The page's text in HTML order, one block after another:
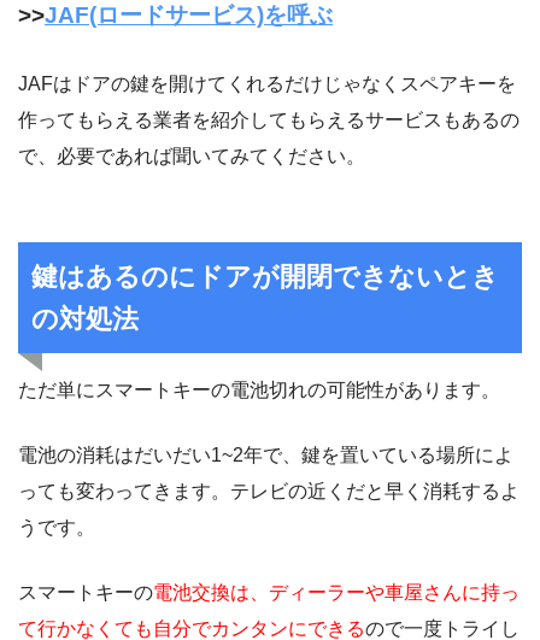
>>JAF(ロードサービス)を呼ぶ
JAFはドアの鍵を開けてくれるだけじゃなくスペアキーを
作ってもらえる業者を紹介してもらえるサービスもあるの
で、必要であれば聞いてみてください。
鍵はあるのにドアが開閉できないとき
の対処法
ただ単にスマートキーの電池切れの可能性があります。
電池の消耗はだいだい1~2年で、鍵を置いている場所によ
っても変わってきます。テレビの近くだと早く消耗するよ
うです。
スマートキーの電池交換は、ディーラーや車屋さんに持っ
て行かなくても自分でカンタンにできるので一度トライし